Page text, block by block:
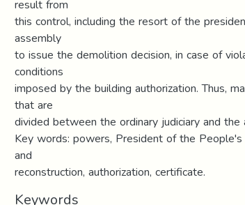
result from
this control, including the resort of the
assembly
to issue the demolition decision, in case of
conditions
imposed by the building authorization. Thus,
that are
divided between the ordinary judiciary and the
Key words: powers, President of the
and
reconstruction, authorization, certificate.
Keywords